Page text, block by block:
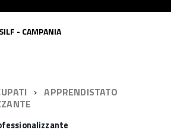
SILF - CAMPANIA
APPRENDISTATO